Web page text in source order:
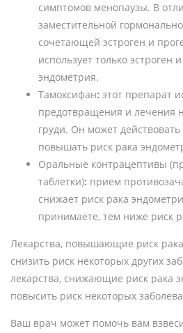
симптомов менопаузы. В
заместительной
сочетающей эстроген и
использует только эстроген
эндометрия.
Тамоксифан: этот препарат
предотвращения и лечения
груди. Он может действовать
повышать риск рака
Оральные контрацептивы
таблетки): прием
снижает риск рака
принимаете, тем ниже риск
Лекарства, повышающие риск
снизить риск некоторых других
лекарства, снижающие риск рака
повысить риск некоторых
Ваш врач может помочь вам